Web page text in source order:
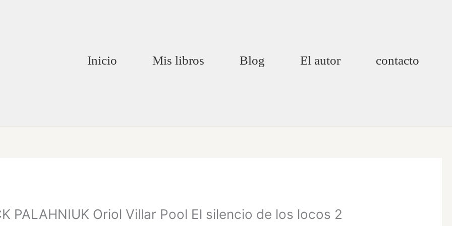
Inicio Mis libros Blog El autor contacto
PALAHNIUK Oriol Villar Pool El silencio de los locos 2